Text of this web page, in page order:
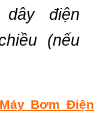
điện
(nếu
Bơm Điện